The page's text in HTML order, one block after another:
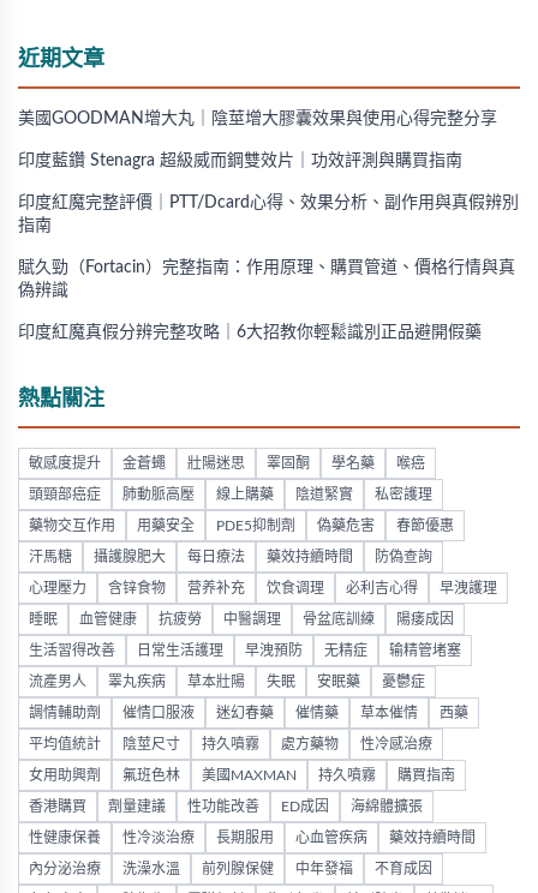
近期文章
美國GOODMAN增大丸｜陰莖增大膠囊效果與使用心得完整分享
印度藍鑽 Stenagra 超級威而鋼雙效片｜功效評測與購買指南
印度紅魔完整評價｜PTT/Dcard心得、效果分析、副作用與真假辨別
指南
賦久勁（Fortacin）完整指南：作用原理、購買管道、價格行情與真
偽辨識
印度紅魔真假分辨完整攻略｜6大招教你輕鬆識別正品避開假藥
熱點關注
敏感度提升 金蒼蠅 壯陽迷思 睪固酮 學名藥 喉癌
頭頸部癌症 肺動脈高壓 線上購藥 陰道緊實 私密護理
藥物交互作用 用藥安全 PDE5抑制劑 偽藥危害 春節優惠
汗馬糖 攝護腺肥大 每日療法 藥效持續時間 防偽查詢
心理壓力 含锌食物 营养补充 饮食调理 必利吉心得 早洩護理
睡眠 血管健康 抗疲勞 中醫調理 骨盆底訓練 陽痿成因
生活習得改善 日常生活護理 早洩預防 无精症 输精管堵塞
流產男人 睪丸疾病 草本壯陽 失眠 安眠藥 憂鬱症
調情輔助劑 催情口服液 迷幻春藥 催情藥 草本催情 西藥
平均值統計 陰莖尺寸 持久噴霧 處方藥物 性冷感治療
女用助興劑 氟班色林 美國MAXMAN 持久噴霧 購買指南
香港購買 劑量建議 性功能改善 ED成因 海綿體擴張
性健康保養 性冷淡治療 長期服用 心血管疾病 藥效持續時間
內分泌治療 洗澡水溫 前列腺保健 中年發福 不育成因